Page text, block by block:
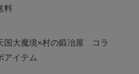
料
国大魔境×村の鍛冶屋 コラ
アイテム